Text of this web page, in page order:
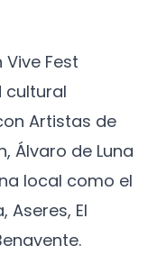
Vive Fest
cultural
Artistas de
Álvaro de Luna
local como el
Aseres, El